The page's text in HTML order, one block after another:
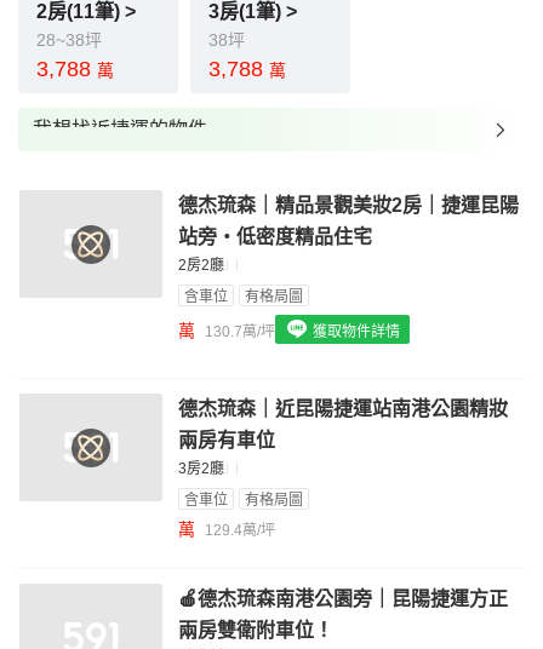
2房(11筆) >
28~38坪
3,788 萬
3房(1筆) >
38坪
3,788 萬
我想找近捷運的物件
我想找配備瓦斯爐的物件
我想找廁所開窗的物件
我想找具垃圾處理的物件
德杰琉森｜精品景觀美妝2房｜捷運昆陽
站旁・低密度精品住宅
2房2廳
含車位
有格局圖
萬 130.7萬/坪 獲取物件詳情
德杰琉森｜近昆陽捷運站南港公園精妝
兩房有車位
3房2廳
含車位
有格局圖
萬 129.4萬/坪
🍎德杰琉森南港公園旁｜昆陽捷運方正
兩房雙衛附車位！